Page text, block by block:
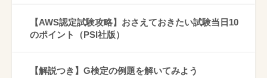
【AWS認定試験攻略】おさえておきたい試験当日10
のポイント（PSI社版）
【解説つき】G検定の例題を解いてみよう